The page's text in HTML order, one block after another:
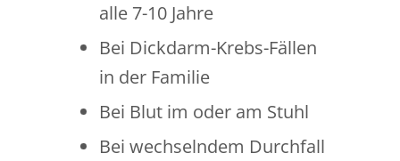
alle 7-10 Jahre
Bei Dickdarm-Krebs-Fällen
in der Familie
Bei Blut im oder am Stuhl
Bei wechselndem Durchfall